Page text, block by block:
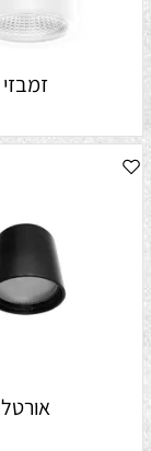
זמבזי
אורטל